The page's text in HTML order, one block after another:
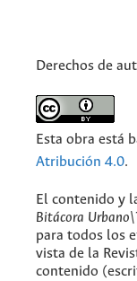
Derechos de
Esta obra está
Atribución 4.0.
El contenido y
Bitácora
para todos los
vista de la
contenido